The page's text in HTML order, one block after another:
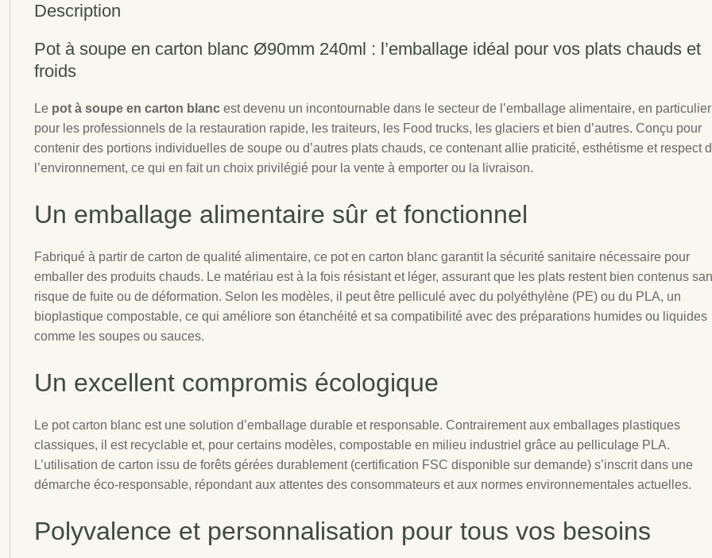
Description
Pot à soupe en carton blanc Ø90mm 240ml : l’emballage idéal pour vos plats chauds et
froids
Le pot à soupe en carton blanc est devenu un incontournable dans le secteur de l’emballage alimentaire, en particulier
pour les professionnels de la restauration rapide, les traiteurs, les Food trucks, les glaciers et bien d’autres. Conçu pour
contenir des portions individuelles de soupe ou d’autres plats chauds, ce contenant allie praticité, esthétisme et respect
l’environnement, ce qui en fait un choix privilégié pour la vente à emporter ou la livraison.
Un emballage alimentaire sûr et fonctionnel
Fabriqué à partir de carton de qualité alimentaire, ce pot en carton blanc garantit la sécurité sanitaire nécessaire pour
emballer des produits chauds. Le matériau est à la fois résistant et léger, assurant que les plats restent bien contenus
risque de fuite ou de déformation. Selon les modèles, il peut être pelliculé avec du polyéthylène (PE) ou du PLA, un
bioplastique compostable, ce qui améliore son étanchéité et sa compatibilité avec des préparations humides ou liquides
comme les soupes ou sauces.
Un excellent compromis écologique
Le pot carton blanc est une solution d’emballage durable et responsable. Contrairement aux emballages plastiques
classiques, il est recyclable et, pour certains modèles, compostable en milieu industriel grâce au pelliculage PLA.
L’utilisation de carton issu de forêts gérées durablement (certification FSC disponible sur demande) s’inscrit dans une
démarche éco-responsable, répondant aux attentes des consommateurs et aux normes environnementales actuelles.
Polyvalence et personnalisation pour tous vos besoins